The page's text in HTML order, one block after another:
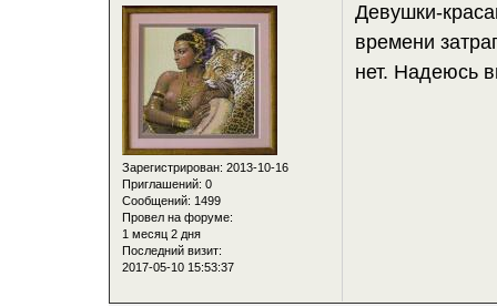
Зарегистрирован: 2013-10-16
Приглашений: 0
Сообщений: 1499
Провел на форуме:
1 месяц 2 дня
Последний визит:
2017-05-10 15:53:37
Девушки-
времени
нет. Надеюсь